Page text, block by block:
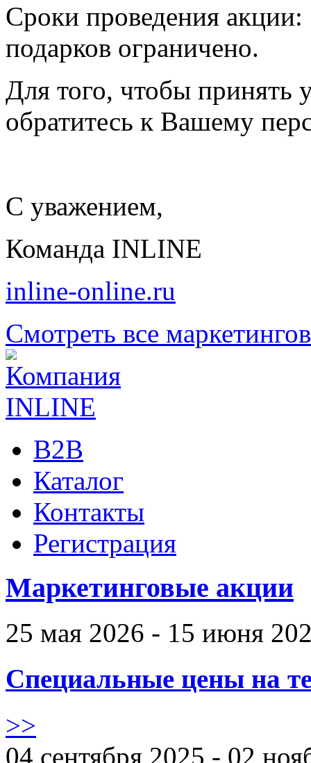
Сроки проведения
подарков ограничено.
Для того, чтобы принять
обратитесь к Вашему
С уважением,
Команда INLINE
inline-online.ru
Смотреть все
B2B
Каталог
Контакты
Регистрация
Маркетинговые акции
25 мая 2026 - 15 июня
Специальные цены на
>>
04 сентября 2025 - 02